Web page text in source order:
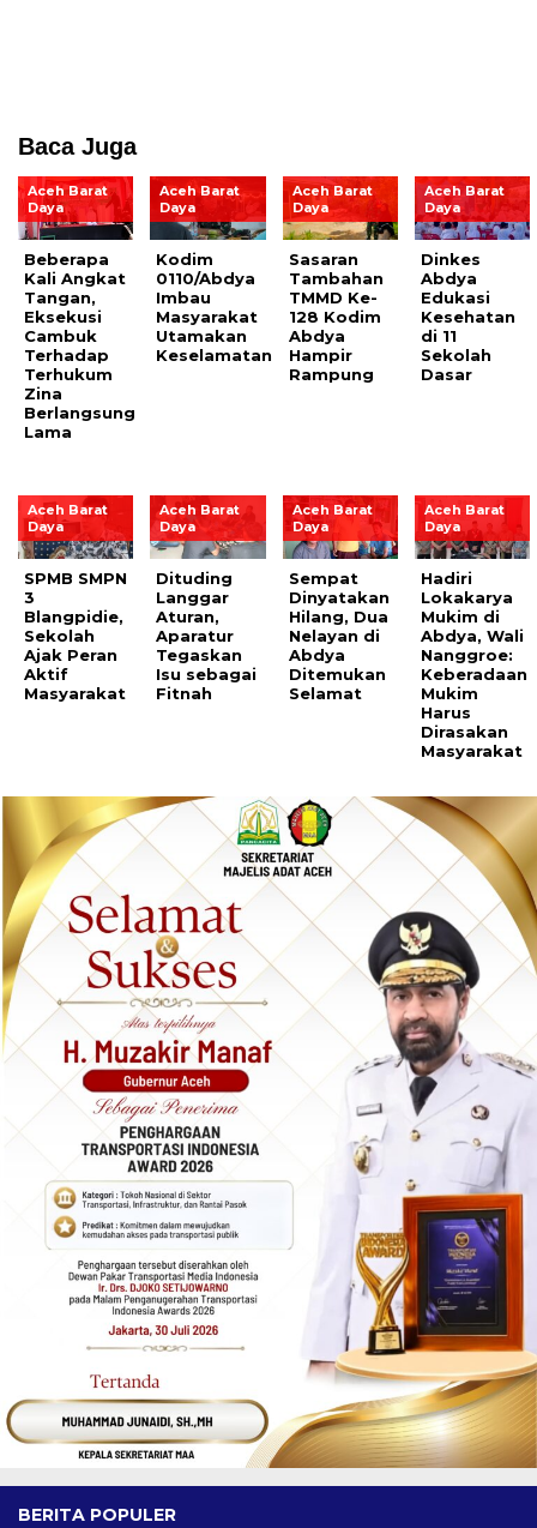
Baca Juga
Aceh Barat
Daya
Beberapa
Kali Angkat
Tangan,
Eksekusi
Cambuk
Terhadap
Terhukum
Zina
Berlangsung
Lama
Aceh Barat
Daya
Kodim
0110/Abdya
Imbau
Masyarakat
Utamakan
Keselamatan
Aceh Barat
Daya
Sasaran
Tambahan
TMMD Ke-
128 Kodim
Abdya
Hampir
Rampung
Aceh Barat
Daya
Dinkes
Abdya
Edukasi
Kesehatan
di 11
Sekolah
Dasar
Aceh Barat
Daya
SPMB SMPN
3
Blangpidie,
Sekolah
Ajak Peran
Aktif
Masyarakat
Aceh Barat
Daya
Dituding
Langgar
Aturan,
Aparatur
Tegaskan
Isu sebagai
Fitnah
Aceh Barat
Daya
Sempat
Dinyatakan
Hilang, Dua
Nelayan di
Abdya
Ditemukan
Selamat
Aceh Barat
Daya
Hadiri
Lokakarya
Mukim di
Abdya, Wali
Nanggroe:
Keberadaan
Mukim
Harus
Dirasakan
Masyarakat
BERITA POPULER